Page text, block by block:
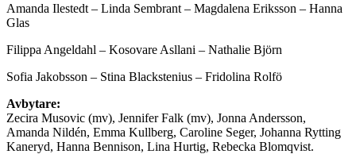
Amanda Ilestedt – Linda Sembrant – Magdalena Eriksson – Hanna
Glas
Filippa Angeldahl – Kosovare Asllani – Nathalie Björn
Sofia Jakobsson – Stina Blackstenius – Fridolina Rolfö
Avbytare:
Zecira Musovic (mv), Jennifer Falk (mv), Jonna Andersson,
Amanda Nildén, Emma Kullberg, Caroline Seger, Johanna Rytting
Kaneryd, Hanna Bennison, Lina Hurtig, Rebecka Blomqvist.